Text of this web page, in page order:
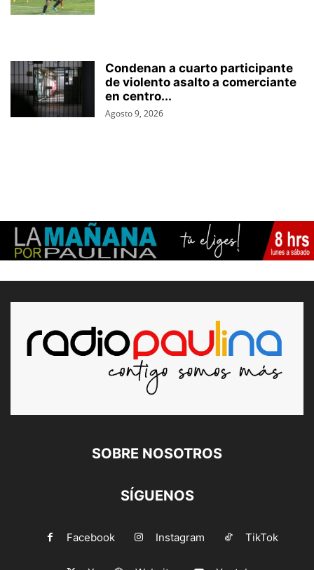
Condenan a cuarto participante
de violento asalto a comerciante
en centro...
Agosto 9, 2026
SOBRE NOSOTROS
SÍGUENOS
Facebook Instagram TikTok